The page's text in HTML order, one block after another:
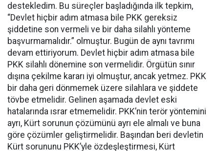
destekledim. Bu süreçler başladığında ilk tepkim,
“Devlet hiçbir adım atmasa bile PKK gereksiz
şiddetine son vermeli ve bir daha silahlı yönteme
başvurmamalıdır.” olmuştur. Bugün de aynı tavrımı
devam ettiriyorum. Devlet hiçbir adım atmasa bile
PKK silahlı dönemine son vermelidir. Örgütün sınır
dışına çekilme kararı iyi olmuştur, ancak yetmez. PKK
bir daha geri dönmemek üzere silahlara ve şiddete
tövbe etmelidir. Gelinen aşamada devlet eski
hatalarında ısrar etmemelidir. PKK’nin terör yöntemini
ayrı, Kürt sorunun çözümünü ayrı ele almalı ve buna
göre çözümler geliştirmelidir. Başından beri devletin
Kürt sorununu PKK’yle özdeşleştirmesi, Kürt